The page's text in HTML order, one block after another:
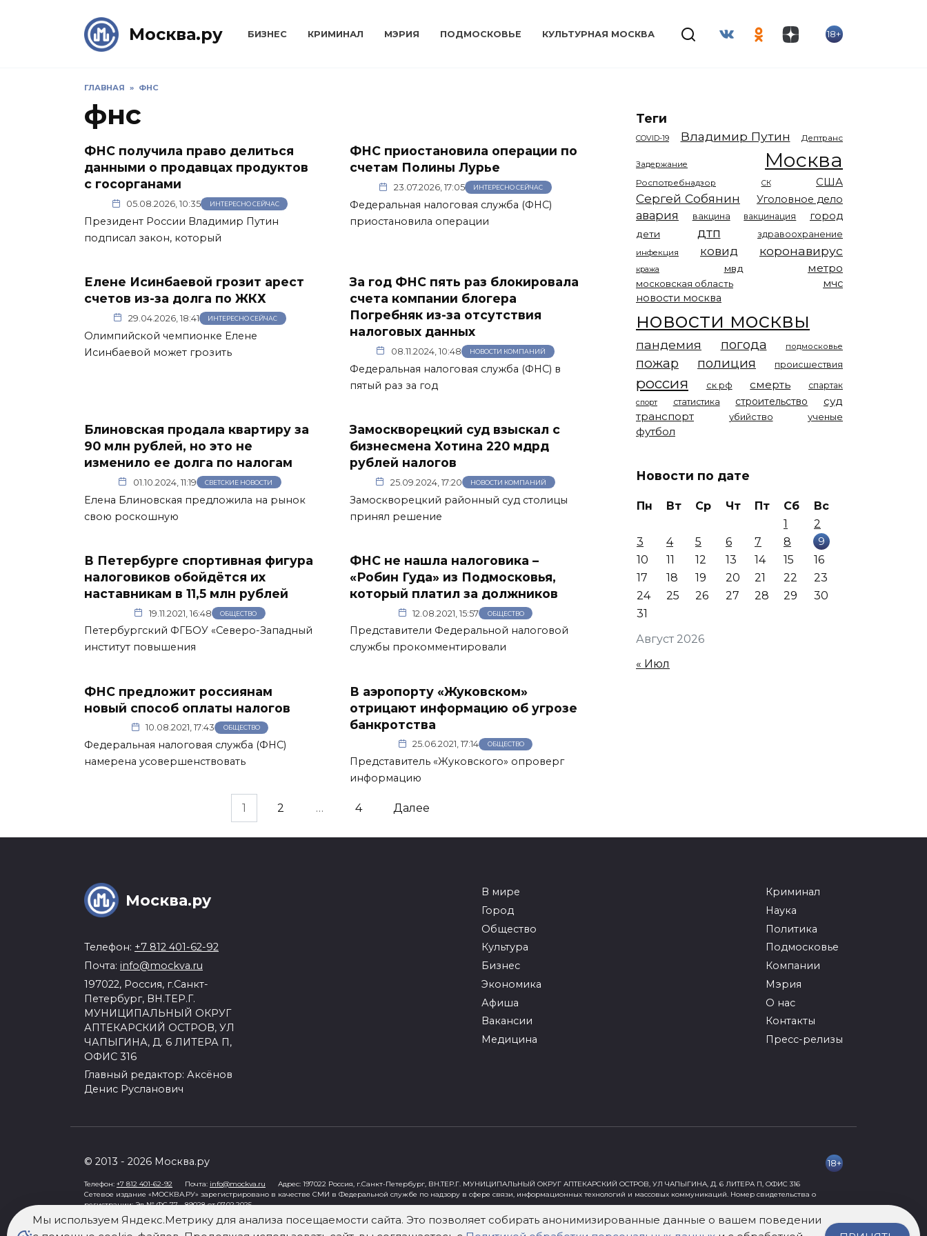
Москва.ру БИЗНЕС КРИМИНАЛ МЭРИЯ ПОДМОСКОВЬЕ КУЛЬТУРНАЯ МОСКВА 18+
ГЛАВНАЯ » ФНС
фнс
ФНС получила право делиться
данными о продавцах продуктов
с госорганами
05.08.2026, 10:35 ИНТЕРЕСНО СЕЙЧАС
Президент России Владимир Путин
подписал закон, который
ФНС приостановила операции по
счетам Полины Лурье
23.07.2026, 17:05 ИНТЕРЕСНО СЕЙЧАС
Федеральная налоговая служба (ФНС)
приостановила операции
Елене Исинбаевой грозит арест
счетов из-за долга по ЖКХ
29.04.2026, 18:41 ИНТЕРЕСНО СЕЙЧАС
Олимпийской чемпионке Елене
Исинбаевой может грозить
За год ФНС пять раз блокировала
счета компании блогера
Погребняк из-за отсутствия
налоговых данных
08.11.2024, 10:48 НОВОСТИ КОМПАНИЙ
Федеральная налоговая служба (ФНС) в
пятый раз за год
Блиновская продала квартиру за
90 млн рублей, но это не
изменило ее долга по налогам
01.10.2024, 11:19 СВЕТСКИЕ НОВОСТИ
Елена Блиновская предложила на рынок
свою роскошную
Замоскворецкий суд взыскал с
бизнесмена Хотина 220 мдрд
рублей налогов
25.09.2024, 17:20 НОВОСТИ КОМПАНИЙ
Замоскворецкий районный суд столицы
принял решение
В Петербурге спортивная фигура
налоговиков обойдётся их
наставникам в 11,5 млн рублей
19.11.2021, 16:48 ОБЩЕСТВО
Петербургский ФГБОУ «Северо-Западный
институт повышения
ФНС не нашла налоговика –
«Робин Гуда» из Подмосковья,
который платил за должников
12.08.2021, 15:57 ОБЩЕСТВО
Представители Федеральной налоговой
службы прокомментировали
ФНС предложит россиянам
новый способ оплаты налогов
10.08.2021, 17:43 ОБЩЕСТВО
Федеральная налоговая служба (ФНС)
намерена усовершенствовать
В аэропорту «Жуковском»
отрицают информацию об угрозе
банкротства
25.06.2021, 17:14 ОБЩЕСТВО
Представитель «Жуковского» опроверг
информацию
1 2 … 4 Далее
Теги
COVID-19 Владимир Путин Дептранс
Задержание Москва
Роспотребнадзор СК США
Сергей Собянин Уголовное дело
авария вакцина вакцинация город
дети дтп здравоохранение
инфекция ковид коронавирус
кража мвд метро
московская область
мчс
новости москва
новости москвы
пандемия погода подмосковье
пожар полиция происшествия
россия ск рф смерть спартак
спорт статистика строительство
суд
транспорт
убийство ученые
футбол
Новости по дате
Август 2026
Пн Вт Ср Чт Пт Сб
Вс
1
2
3
4 5 6 7 8
9
10
11 12 13 14 15
16
17
18 19 20 21 22
23
24
25 26 27 28 29
30
31
« Июл
Москва.ру
Телефон: +7 812 401-62-92
Почта: info@mockva.ru
197022, Россия, г.Санкт-
Петербург, ВН.ТЕР.Г.
МУНИЦИПАЛЬНЫЙ ОКРУГ
АПТЕКАРСКИЙ ОСТРОВ, УЛ
ЧАПЫГИНА, Д. 6 ЛИТЕРА П,
ОФИС 316
Главный редактор: Аксёнов
Денис Русланович
В мире
Город
Общество
Культура
Бизнес
Экономика
Афиша
Вакансии
Медицина
Криминал
Наука
Политика
Подмосковье
Компании
Мэрия
О нас
Контакты
Пресс-релизы
© 2013 - 2026 Москва.ру 18+
Телефон: +7 812 401-62-92 Почта: info@mockva.ru Адрес: 197022 Россия, г.Санкт-Петербург, ВН.ТЕР.Г. МУНИЦИПАЛЬНЫЙ ОКРУГ АПТЕКАРСКИЙ ОСТРОВ, УЛ ЧАПЫГИНА, Д. 6 ЛИТЕРА П, ОФИС 316
Сетевое издание «МОСКВА.РУ» зарегистрировано в качестве СМИ в Федеральной службе по надзору в сфере связи, информационных технологий и массовых коммуникаций. Номер свидетельства о
регистрации: Эл № ФС 77 - 89028 от 07.02.2025
Учредитель: Общество с ограниченной ответственностью "Рост"
Генеральный директор: Третьяков Олег Александрович
Мы используем Яндекс.Метрику для анализа посещаемости сайта. Это позволяет собирать анонимизированные данные о вашем поведении